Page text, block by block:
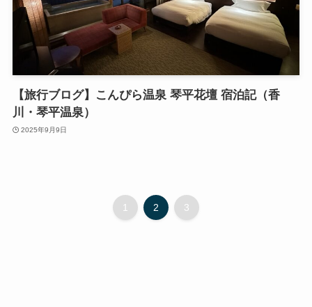
【旅行ブログ】こんぴら温泉 琴平花壇 宿泊記（香
川・琴平温泉）
2025年9月9日
1 2 3